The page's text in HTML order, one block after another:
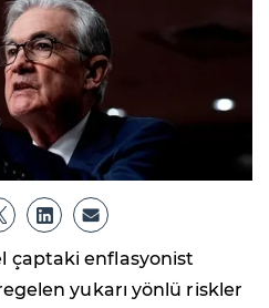
çaptaki enflasyonist
yukarı yönlü riskler